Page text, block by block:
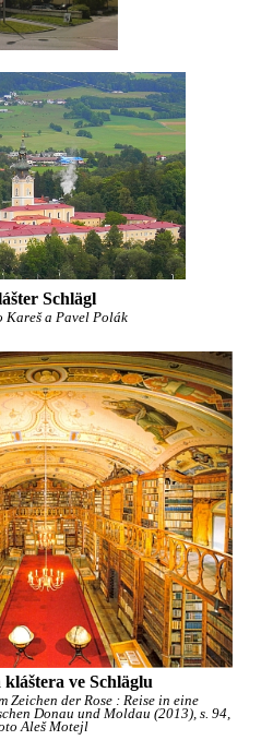
Schlägl
Kareš a Pavel Polák
ve Schläglu
Zeichen der Rose : Reise in eine
Donau und Moldau (2013), s. 94,
Aleš Motejl